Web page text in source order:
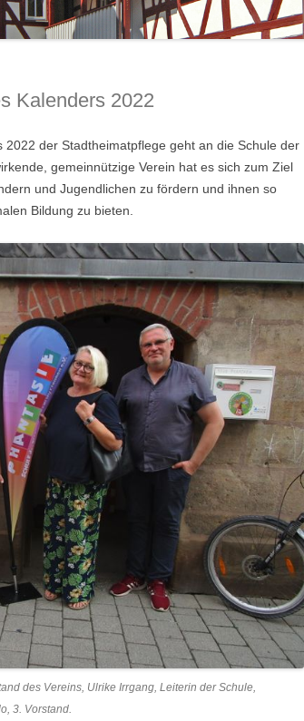
2019
2016
SCHILLERSTRASSE 10: BERTHA B
AUDRACCO-WOLF
Kalenders 2022
der Stadtheimatpflege geht an die Schule der
gemeinnützige Verein hat es sich zum Ziel
und Jugendlichen zu fördern und ihnen so
Bildung zu bieten.
des Vereins, Ulrike Irrgang, Leiterin der Schule,
3. Vorstand.